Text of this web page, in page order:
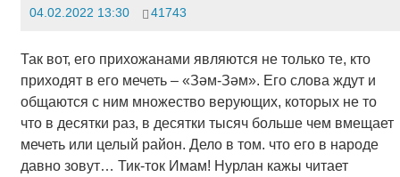
04.02.2022 13:30 41743
Так вот, его прихожанами являются не только те, кто
приходят в его мечеть – «Зәм-Зәм». Его слова ждут и
общаются с ним множество верующих, которых не то
что в десятки раз, в десятки тысяч больше чем вмещает
мечеть или целый район. Дело в том. что его в народе
давно зовут… Тик-ток Имам! Нурлан кажы читает